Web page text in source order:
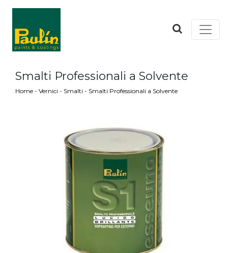
Smalti Professionali a Solvente
Home - Vernici - Smalti - Smalti Professionali a Solvente